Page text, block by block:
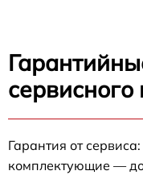
Гарантия от
комплектующие —